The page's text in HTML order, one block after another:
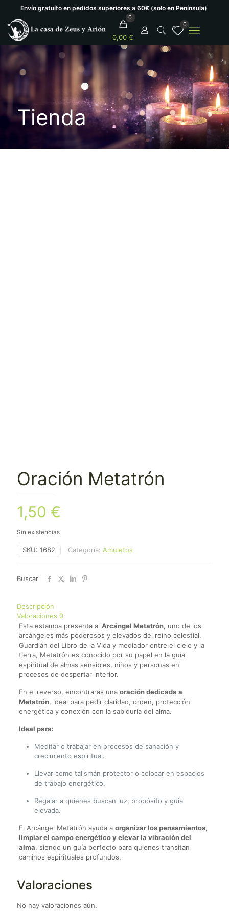
Envío gratuíto en pedidos superiores a 60€ (solo en Península)
0
0,00 €
0
Tienda
Oración Metatrón
1,50 €
Sin existencias
SKU: 1682 Categoría: Amuletos
Buscar
Descripción
Valoraciones 0
Esta estampa presenta al Arcángel Metatrón, uno de los
arcángeles más poderosos y elevados del reino celestial.
Guardián del Libro de la Vida y mediador entre el cielo y la
tierra, Metatrón es conocido por su papel en la guía
espiritual de almas sensibles, niños y personas en
procesos de despertar interior.
En el reverso, encontrarás una oración dedicada a
Metatrón, ideal para pedir claridad, orden, protección
energética y conexión con la sabiduría del alma.
Ideal para:
Meditar o trabajar en procesos de sanación y
crecimiento espiritual.
Llevar como talismán protector o colocar en espacios
de trabajo energético.
Regalar a quienes buscan luz, propósito y guía
elevada.
El Arcángel Metatrón ayuda a organizar los pensamientos,
limpiar el campo energético y elevar la vibración del
alma, siendo un guía perfecto para quienes transitan
caminos espirituales profundos.
Valoraciones
No hay valoraciones aún.